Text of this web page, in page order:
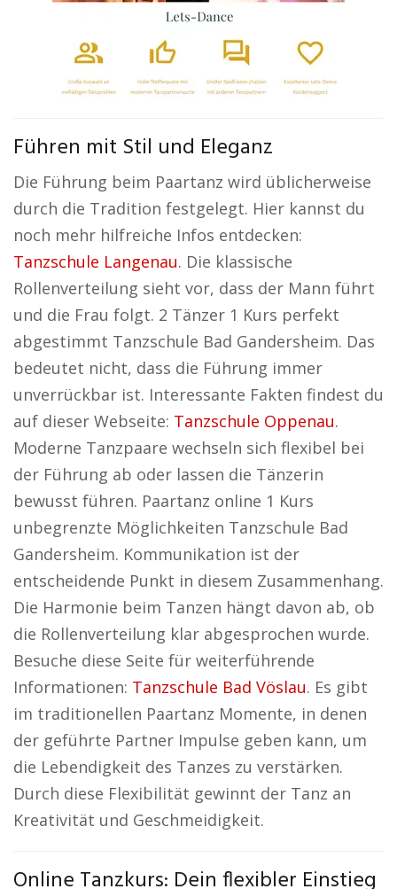
Führen mit Stil und Eleganz
Die Führung beim Paartanz wird üblicherweise
durch die Tradition festgelegt. Hier kannst du
noch mehr hilfreiche Infos entdecken:
Tanzschule Langenau. Die klassische
Rollenverteilung sieht vor, dass der Mann führt
und die Frau folgt. 2 Tänzer 1 Kurs perfekt
abgestimmt Tanzschule Bad Gandersheim. Das
bedeutet nicht, dass die Führung immer
unverrückbar ist. Interessante Fakten findest du
auf dieser Webseite: Tanzschule Oppenau.
Moderne Tanzpaare wechseln sich flexibel bei
der Führung ab oder lassen die Tänzerin
bewusst führen. Paartanz online 1 Kurs
unbegrenzte Möglichkeiten Tanzschule Bad
Gandersheim. Kommunikation ist der
entscheidende Punkt in diesem Zusammenhang.
Die Harmonie beim Tanzen hängt davon ab, ob
die Rollenverteilung klar abgesprochen wurde.
Besuche diese Seite für weiterführende
Informationen: Tanzschule Bad Vöslau. Es gibt
im traditionellen Paartanz Momente, in denen
der geführte Partner Impulse geben kann, um
die Lebendigkeit des Tanzes zu verstärken.
Durch diese Flexibilität gewinnt der Tanz an
Kreativität und Geschmeidigkeit.
Online Tanzkurs: Dein flexibler Einstieg